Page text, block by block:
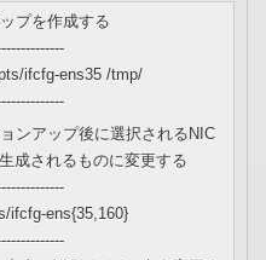
プを作成する
ifcfg-ens35 /tmp/
ンアップ後に選択されるNIC
成されるものに変更する
ifcfg-ens{35,160}